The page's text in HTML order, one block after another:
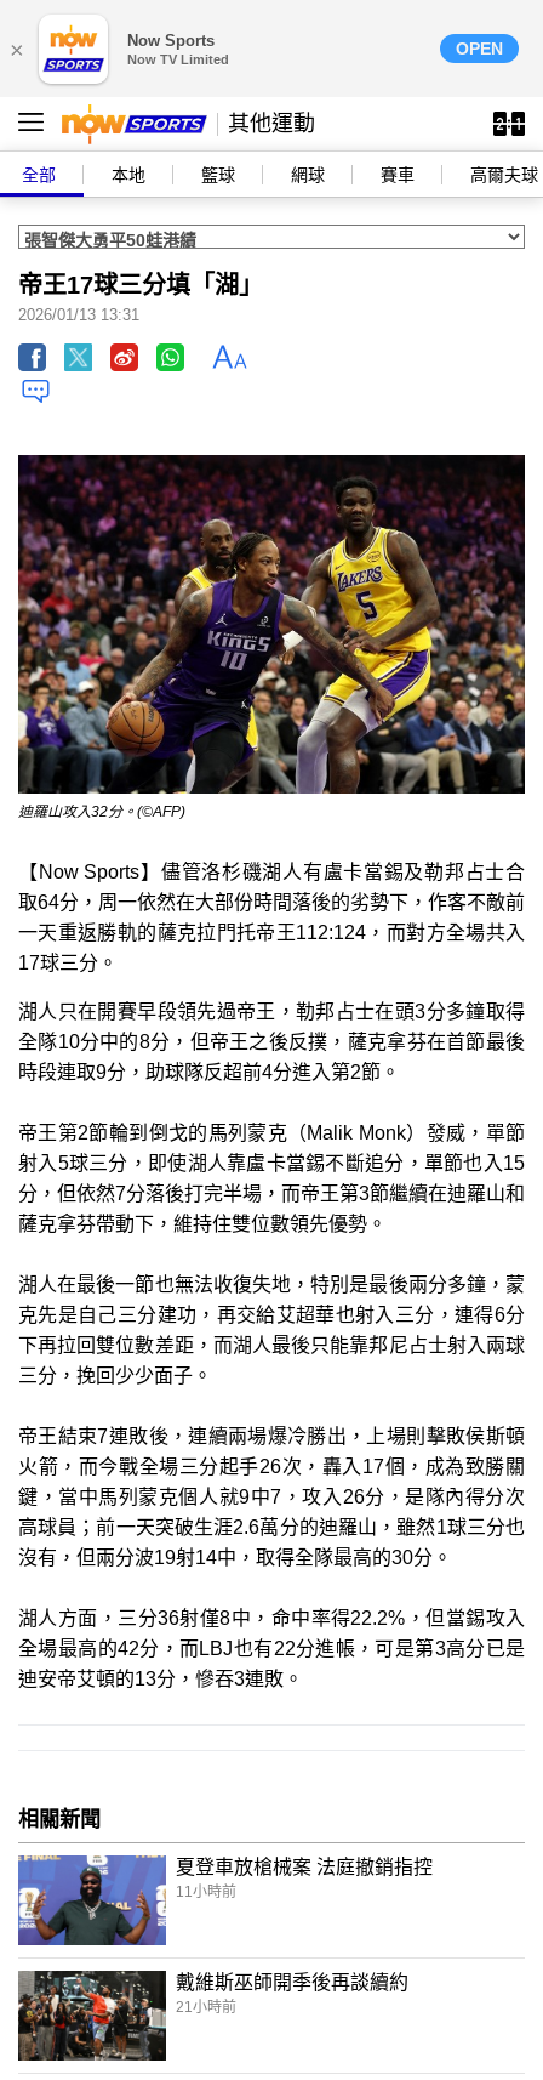
× Now Sports
Now TV Limited
OPEN
其他運動
全部 本地 籃球 網球 賽車 高爾夫球
帝王17球三分填「湖」
2026/01/13 13:31
迪羅山攻入32分。(©AFP)
【Now Sports】儘管洛杉磯湖人有盧卡當錫及勒邦占士合
取64分，周一依然在大部份時間落後的劣勢下，作客不敵前
一天重返勝軌的薩克拉門托帝王112:124，而對方全場共入
17球三分。
湖人只在開賽早段領先過帝王，勒邦占士在頭3分多鐘取得
全隊10分中的8分，但帝王之後反撲，薩克拿芬在首節最後
時段連取9分，助球隊反超前4分進入第2節。
帝王第2節輪到倒戈的馬列蒙克（Malik Monk）發威，單節
射入5球三分，即使湖人靠盧卡當錫不斷追分，單節也入15
分，但依然7分落後打完半場，而帝王第3節繼續在迪羅山和
薩克拿芬帶動下，維持住雙位數領先優勢。
湖人在最後一節也無法收復失地，特別是最後兩分多鐘，蒙
克先是自己三分建功，再交給艾超華也射入三分，連得6分
下再拉回雙位數差距，而湖人最後只能靠邦尼占士射入兩球
三分，挽回少少面子。
帝王結束7連敗後，連續兩場爆冷勝出，上場則擊敗侯斯頓
火箭，而今戰全場三分起手26次，轟入17個，成為致勝關
鍵，當中馬列蒙克個人就9中7，攻入26分，是隊內得分次
高球員；前一天突破生涯2.6萬分的迪羅山，雖然1球三分也
沒有，但兩分波19射14中，取得全隊最高的30分。
湖人方面，三分36射僅8中，命中率得22.2%，但當錫攻入
全場最高的42分，而LBJ也有22分進帳，可是第3高分已是
迪安帝艾頓的13分，慘吞3連敗。
相關新聞
夏登車放槍械案 法庭撤銷指控
11小時前
戴維斯巫師開季後再談續約
21小時前